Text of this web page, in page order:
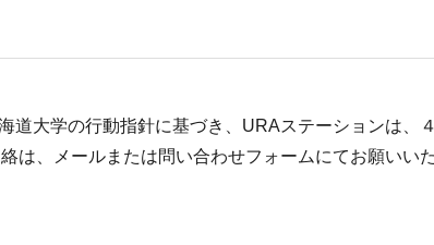
道大学の行動指針に基づき、URAステーションは、
は、メールまたは問い合わせフォームにてお願いいた